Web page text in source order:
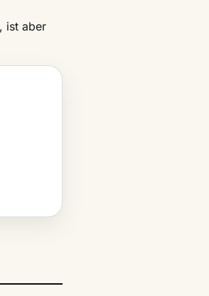
ist aber